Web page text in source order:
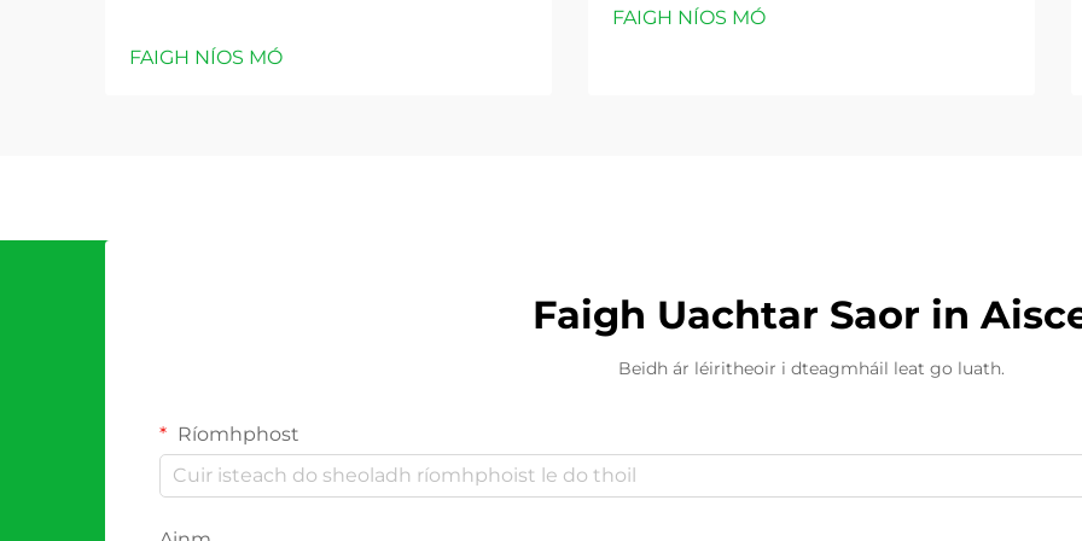
FAIGH NÍOS MÓ
FAIGH NÍOS MÓ
Faigh Uachtar Saor in
Beidh ár léiritheoir i dteagmháil leat go luath.
Ríomhphost